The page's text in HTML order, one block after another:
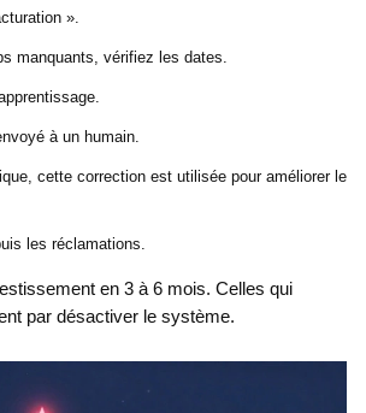
».
manquants, vérifiez les dates.
à un humain.
cette correction est utilisée pour améliorer le
les réclamations.
en 3 à 6 mois. Celles qui
par désactiver le système.